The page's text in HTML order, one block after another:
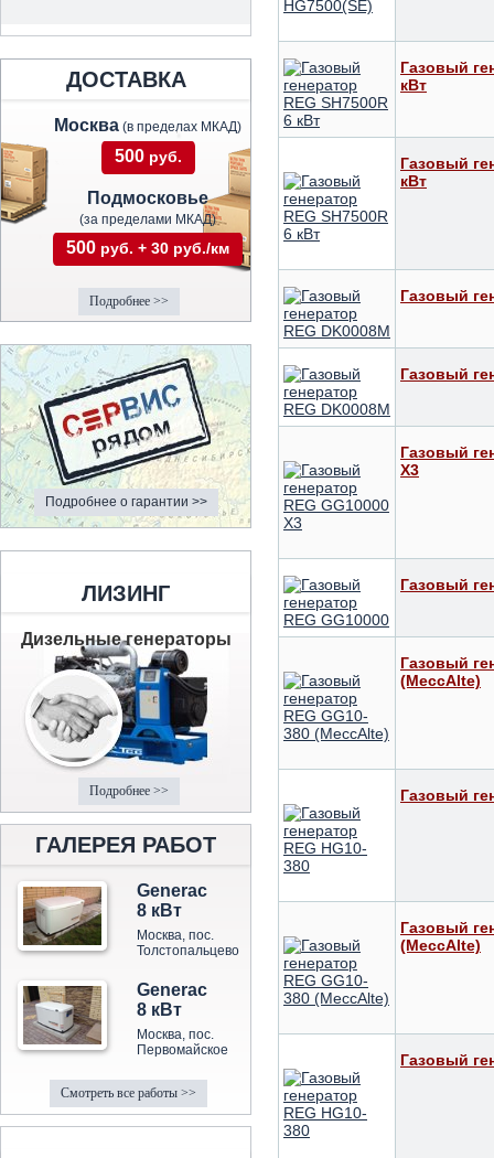
ДОСТАВКА
Москва (в пределах МКАД)
500 руб.
Подмосковье
(за пределами МКАД)
500 руб. + 30 руб./км
Подробнее >>
Подробнее о гарантии >>
ЛИЗИНГ
Дизельные генераторы
Подробнее >>
ГАЛЕРЕЯ РАБОТ
Generac
8 кВт
Москва, пос.
Толстопальцево
Generac
8 кВт
Москва, пос.
Первомайское
Смотреть все работы >>
Газовый
кВт
Газовый
кВт
Газовый
Газовый
Газовый
X3
Газовый
Газовый
(MeccAlte)
Газовый
Газовый
(MeccAlte)
Газовый